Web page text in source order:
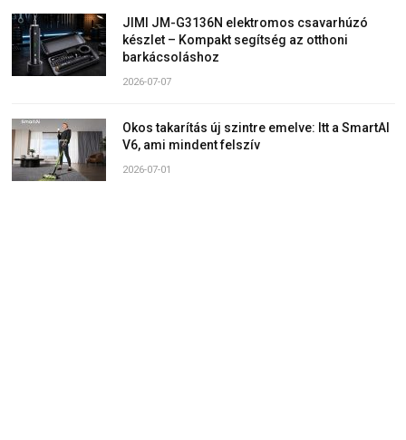
JIMI JM-G3136N elektromos csavarhúzó
készlet – Kompakt segítség az otthoni
barkácsoláshoz
2026-07-07
Okos takarítás új szintre emelve: Itt a SmartAI
V6, ami mindent felszív
2026-07-01